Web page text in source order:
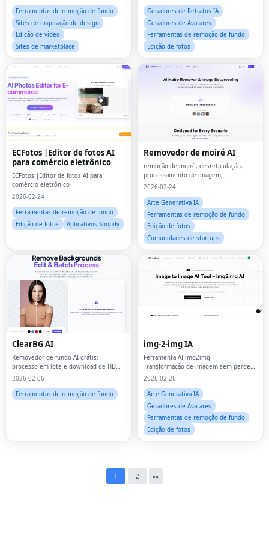
Ferramentas de remoção de fundo
Sites de inspiração de design
Edição de vídeo
Sites de marketplace
Geradores de Retratos IA
Geradores de Avatares
Ferramentas de remoção de fundo
Edição de fotos
ECFotos |Editor de fotos AI
para comércio eletrônico
ECFotos |Editor de fotos AI para
comércio eletrônico
2026-02-24
Ferramentas de remoção de fundo
Edição de fotos
Aplicativos Shopify
Removedor de moiré AI
remoção de moiré, desreticulação,
processamento de imagem,
ferramentas de IA, edição de fotos
2026-02-24
Arte Generativa IA
Ferramentas de remoção de fundo
Edição de fotos
Comunidades de startups
ClearBG AI
Removedor de fundo AI grátis:
processo em lote e download de HD
|ClearBG AI
2026-02-06
Ferramentas de remoção de fundo
img-2-img IA
Ferramenta AI img2img –
Transformação de imagem sem perder
detalhes
2026-02-26
Arte Generativa IA
Geradores de Avatares
Ferramentas de remoção de fundo
Edição de fotos
1 2 »«